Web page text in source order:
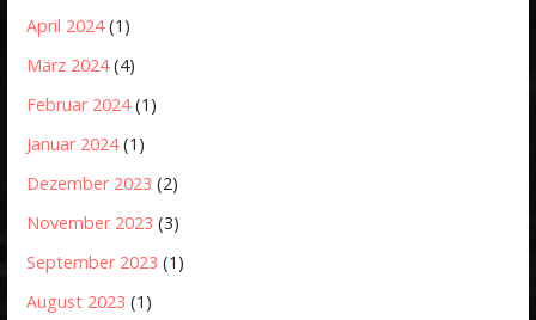
April 2024(1)
März 2024(4)
Februar 2024(1)
Januar 2024(1)
Dezember 2023 (2)
November 2023 (3)
September 2023 (1)
August 2023 (1)